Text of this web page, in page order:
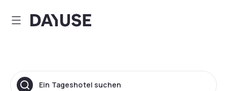
Dayuse
Ein Tageshotel suchen